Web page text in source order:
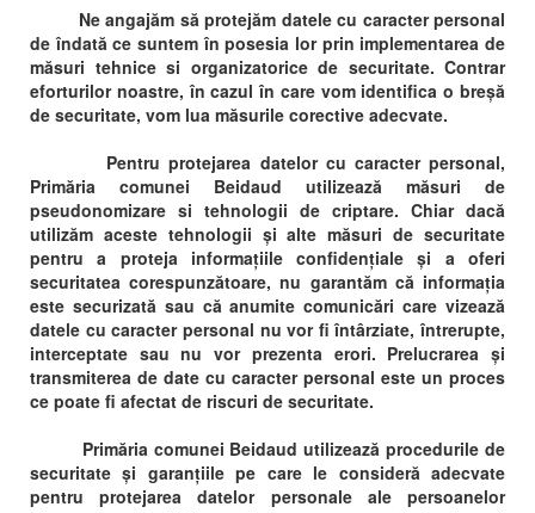
Ne angajăm să protejăm datele cu caracter personal
de îndată ce suntem în posesia lor prin implementarea de
măsuri tehnice si organizatorice de securitate. Contrar
eforturilor noastre, în cazul în care vom identifica o breșă
de securitate, vom lua măsurile corective adecvate.
Pentru protejarea datelor cu caracter personal,
Primăria comunei Beidaud utilizează măsuri de
pseudonomizare si tehnologii de criptare. Chiar dacă
utilizăm aceste tehnologii și alte măsuri de securitate
pentru a proteja informațiile confidențiale și a oferi
securitatea corespunzătoare, nu garantăm că informația
este securizată sau că anumite comunicări care vizează
datele cu caracter personal nu vor fi întârziate, întrerupte,
interceptate sau nu vor prezenta erori. Prelucrarea și
transmiterea de date cu caracter personal este un proces
ce poate fi afectat de riscuri de securitate.
Primăria comunei Beidaud utilizează procedurile de
securitate și garanțiile pe care le consideră adecvate
pentru protejarea datelor personale ale persoanelor